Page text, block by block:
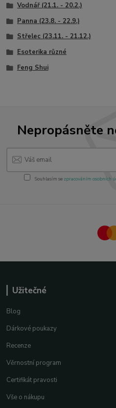
Vodnář (21.1. - 20.2.)
Panna (23.8. - 22.9.)
Střelec (23.11. - 21.12.)
Esoterika různé
Feng Shui
Nepropásněte
Souhlasím se zpracováním osobních
Užitečné
Blog
Dárkové poukazy
Recenze
Věrnostní program
Certifikát pravosti
Vše o nákupu